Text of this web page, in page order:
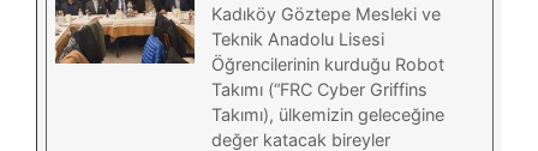
Kadıköy Göztepe Mesleki ve
Teknik Anadolu Lisesi
Öğrencilerinin kurduğu Robot
Takımı (“FRC Cyber Griffins
Takımı), ülkemizin geleceğine
değer katacak bireyler